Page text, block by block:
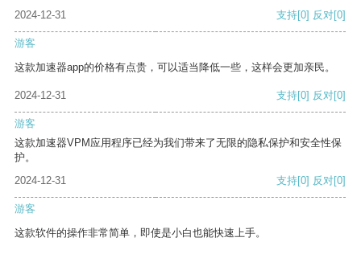
2024-12-31
支持[0] 反对[0]
游客
这款加速器app的价格有点贵，可以适当降低一些，这样会更加亲民。
2024-12-31 支持[0] 反对[0]
游客
这款加速器VPM应用程序已经为我们带来了无限的隐私保护和安全性保
护。
2024-12-31
支持[0] 反对[0]
游客
这款软件的操作非常简单，即使是小白也能快速上手。